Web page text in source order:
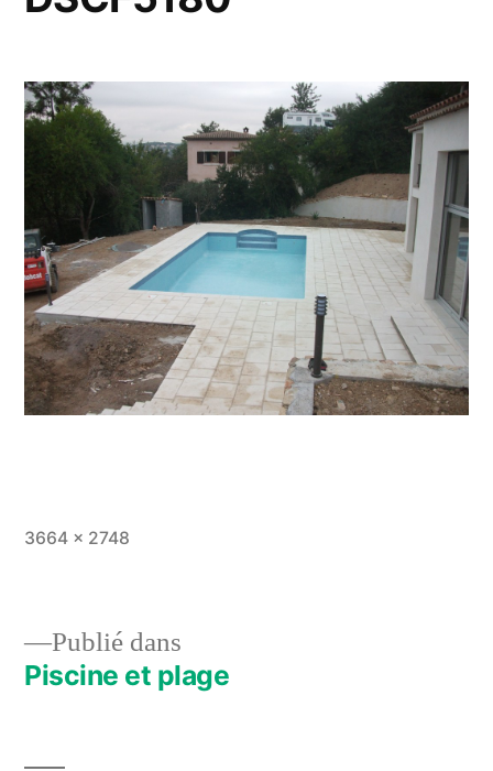
Taille
3664 × 2748
Navigation
Publié dans
Piscine et plage